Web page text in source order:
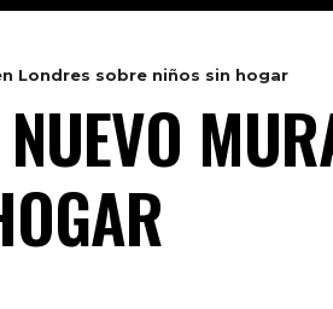
Londres sobre niños sin hogar